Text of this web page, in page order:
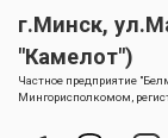
г.Минск,
"Камелот")
Частное предприятие
Мингорисполкомом,